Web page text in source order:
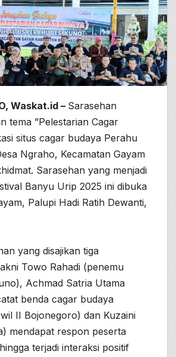
Waskat.id – Sarasehan
tema ”Pelestarian Cagar
situs cagar budaya Perahu
Ngraho, Kecamatan Gayam
Sarasehan yang menjadi
Banyu Urip 2025 ini dibuka
Palupi Hadi Ratih Dewanti,
yang disajikan tiga
Towo Rahadi (penemu
Achmad Satria Utama
benda cagar budaya
II Bojonegoro) dan Kuzaini
mendapat respon peserta
terjadi interaksi positif